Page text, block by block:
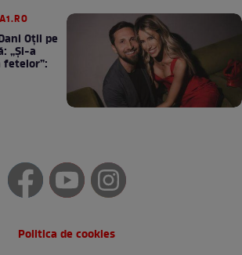
Oțil pe
„Și-a
Politica de cookies